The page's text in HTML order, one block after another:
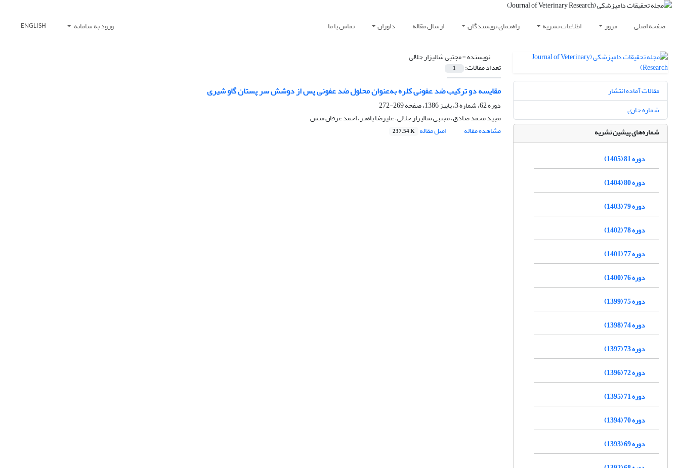
صفحه اصلی مرور اطلاعات نشریه راهنمای نویسندگان ارسال مقاله داوران تماس با ما ورود به سامانه ENGLISH
نویسنده =مجتبی شالیزار جلالی
تعداد مقالات: 1
مقایسه دو ترکیب ضد عفونی کلره به‌عنوان محلول ضد عفونی پس از دوشش سر پستان گاو شیری
دوره 62، شماره 3، پاییز 1386، صفحه
269-272
مجید محمد صادق، مجتبی شالیزار جلالی، علیرضا باهنر، احمد عرفان منش
مشاهده مقاله
اصل مقاله 237.54 K
مقالات آماده انتشار
شماره جاری
شماره‌های پیشین نشریه
دوره 81 (1405)
دوره 80 (1404)
دوره 79 (1403)
دوره 78 (1402)
دوره 77 (1401)
دوره 76 (1400)
دوره 75 (1399)
دوره 74 (1398)
دوره 73 (1397)
دوره 72 (1396)
دوره 71 (1395)
دوره 70 (1394)
دوره 69 (1393)